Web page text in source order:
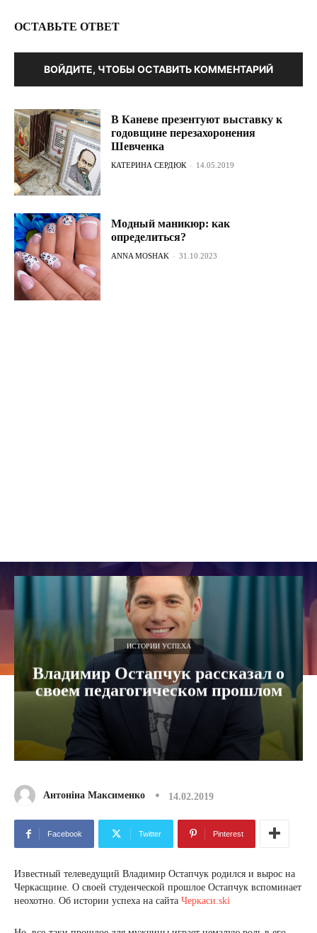
ОСТАВЬТЕ ОТВЕТ
ВОЙДИТЕ, ЧТОБЫ ОСТАВИТЬ КОММЕНТАРИЙ
В Каневе презентуют выставку к
годовщине перезахоронения
Шевченка
КАТЕРИНА СЕРДЮК - 14.05.2019
Модный маникюр: как
определиться?
ANNA MOSHAK - 31.10.2023